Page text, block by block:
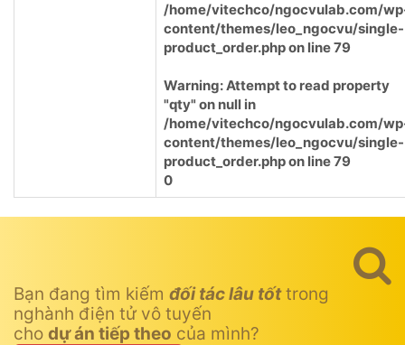
/home/vitechco/ngocvulab.com/
content/themes/leo_ngocvu/single-
product_order.phpon line79
Warning: Attempt to read property
"qty" on null in
/home/vitechco/ngocvulab.com/
content/themes/leo_ngocvu/single-
product_order.phpon line79
0
Bạn đang tìm kiếm đối tác lâu tốttrong
nghành điện tử vô tuyến
cho dự án tiếp theo của mình?